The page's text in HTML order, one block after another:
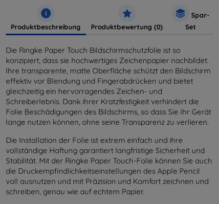
Produktbeschreibung Produktbewertung (0)
Spar-
Set
Die Ringke Paper Touch Bildschirmschutzfolie ist so
konzipiert, dass sie hochwertiges Zeichenpapier nachbildet.
Ihre transparente, matte Oberfläche schützt den Bildschirm
effektiv vor Blendung und Fingerabdrücken und bietet
gleichzeitig ein hervorragendes Zeichen- und
Schreiberlebnis. Dank ihrer Kratzfestigkeit verhindert die
Folie Beschädigungen des Bildschirms, so dass Sie Ihr Gerät
lange nutzen können, ohne seine Transparenz zu verlieren.
Die Installation der Folie ist extrem einfach und ihre
vollständige Haftung garantiert langfristige Sicherheit und
Stabilität. Mit der Ringke Paper Touch-Folie können Sie auch
die Druckempfindlichkeitseinstellungen des Apple Pencil
voll ausnutzen und mit Präzision und Komfort zeichnen und
schreiben, genau wie auf echtem Papier.